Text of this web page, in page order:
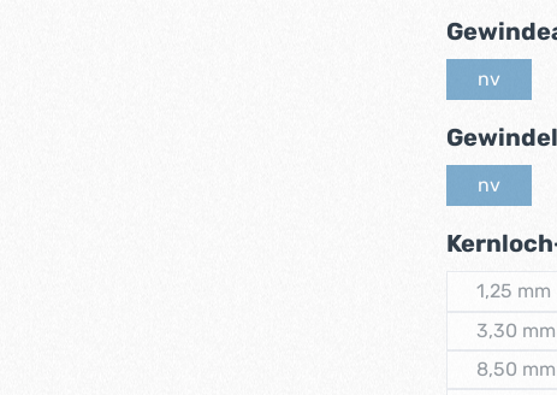
nv
nv
1,25 mm
3,30 mm
8,50 mm